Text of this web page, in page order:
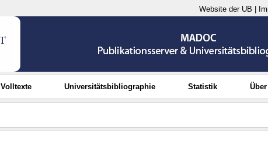
Website der UB
Volltexte Universitätsbibliographie Statistik